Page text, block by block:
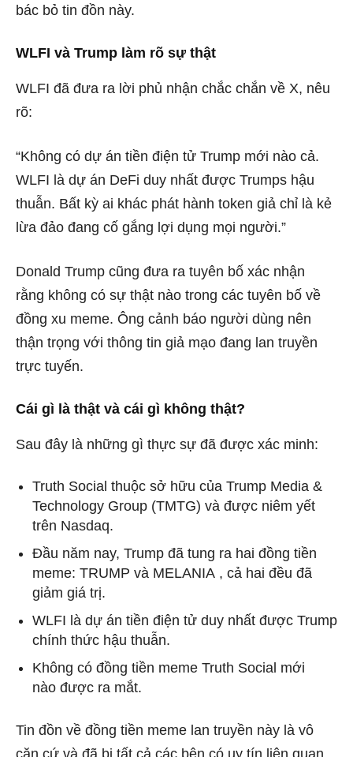
bác bỏ tin đồn này.
WLFI và Trump làm rõ sự thật
WLFI đã đưa ra lời phủ nhận chắc chắn về X, nêu
rõ:
“Không có dự án tiền điện tử Trump mới nào cả.
WLFI là dự án DeFi duy nhất được Trumps hậu
thuẫn. Bất kỳ ai khác phát hành token giả chỉ là kẻ
lừa đảo đang cố gắng lợi dụng mọi người.”
Donald Trump cũng đưa ra tuyên bố xác nhận
rằng không có sự thật nào trong các tuyên bố về
đồng xu meme. Ông cảnh báo người dùng nên
thận trọng với thông tin giả mạo đang lan truyền
trực tuyến.
Cái gì là thật và cái gì không thật?
Sau đây là những gì thực sự đã được xác minh:
Truth Social thuộc sở hữu của Trump Media &
Technology Group (TMTG) và được niêm yết
trên Nasdaq.
Đầu năm nay, Trump đã tung ra hai đồng tiền
meme: TRUMP và MELANIA , cả hai đều đã
giảm giá trị.
WLFI là dự án tiền điện tử duy nhất được Trump
chính thức hậu thuẫn.
Không có đồng tiền meme Truth Social mới
nào được ra mắt.
Tin đồn về đồng tiền meme lan truyền này là vô
căn cứ và đã bị tất cả các bên có uy tín liên quan